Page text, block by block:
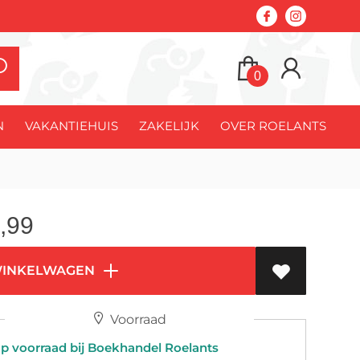
0
VAKANTIEHUIS ZAKELIJK OVER ROELANTS
Voorraad
voorraad bij Boekhandel Roelants